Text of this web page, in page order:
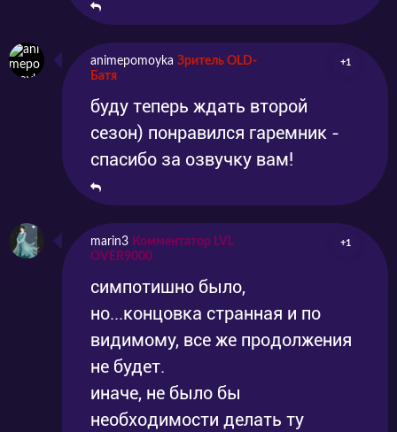
animepomoyka Зритель OLD-
Батя
+1
буду теперь ждать второй
сезон) понравился гаремник -
спасибо за озвучку вам!
marin3 Комментатор LVL
OVER9000
+1
симпотишно было,
но...концовка странная и по
видимому, все же продолжения
не будет.
иначе, не было бы
необходимости делать ту